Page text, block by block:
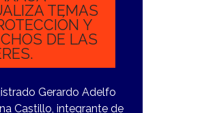
TEMAS
Y
DE LAS
Gerardo Adelfo
Castillo, integrante de